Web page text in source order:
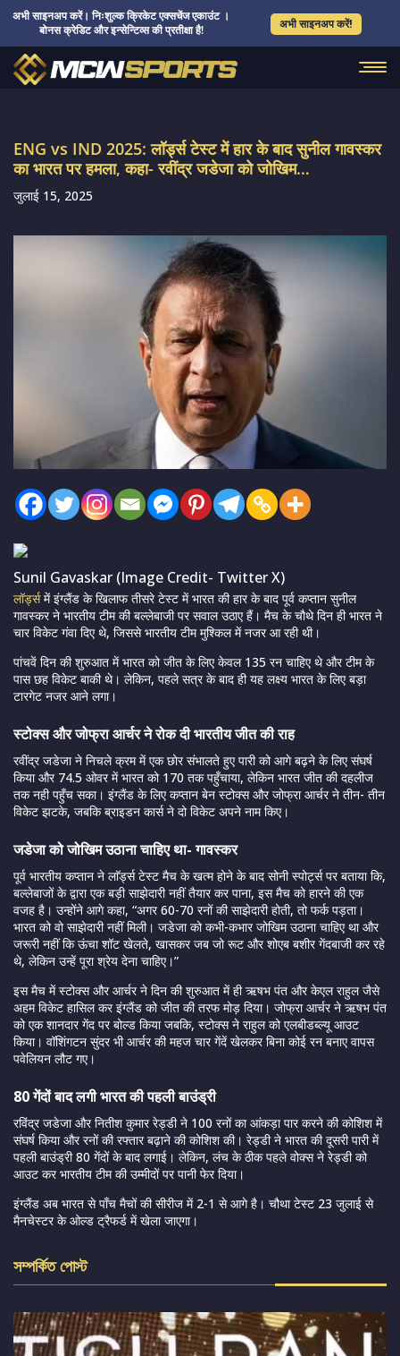
अभी साइनअप करें। निःशुल्क क्रिकेट एक्सचेंज एकाउंट ।
बोनस क्रेडिट और इन्सेन्टिव्स की प्रतीक्षा है!
अभी साइनअप करें!
ENG vs IND 2025: लॉर्ड्स टेस्ट में हार के बाद सुनील गावस्कर
का भारत पर हमला, कहा- रवींद्र जडेजा को जोखिम…
जुलाई 15, 2025
Sunil Gavaskar (Image Credit- Twitter X)
लॉर्ड्समें इंग्लैंड के खिलाफ तीसरे टेस्ट में भारत की हार के बाद पूर्व कप्तान सुनील
गावस्कर ने भारतीय टीम की बल्लेबाजी पर सवाल उठाए हैं। मैच के चौथे दिन ही भारत ने
चार विकेट गंवा दिए थे, जिससे भारतीय टीम मुश्किल में नजर आ रही थी।
पांचवें दिन की शुरुआत में भारत को जीत के लिए केवल 135 रन चाहिए थे और टीम के
पास छह विकेट बाकी थे। लेकिन, पहले सत्र के बाद ही यह लक्ष्य भारत के लिए बड़ा
टारगेट नजर आने लगा।
स्टोक्स और जोफ्रा आर्चर ने रोक दी भारतीय जीत की राह
रवींद्र जडेजा ने निचले क्रम में एक छोर संभालते हुए पारी को आगे बढ़ने के लिए संघर्ष
किया और 74.5 ओवर में भारत को 170 तक पहुँचाया, लेकिन भारत जीत की दहलीज
तक नही पहुँच सका। इंग्लैंड के लिए कप्तान बेन स्टोक्स और जोफ्रा आर्चर ने तीन- तीन
विकेट झटके, जबकि ब्राइडन कार्स ने दो विकेट अपने नाम किए।
जडेजा को जोखिम उठाना चाहिए था- गावस्कर
पूर्व भारतीय कप्तान ने लाॅर्ड्स टेस्ट मैच के खत्म होने के बाद सोनी स्पोर्ट्स पर बताया कि,
बल्लेबाजों के द्वारा एक बड़ी साझेदारी नहीं तैयार कर पाना, इस मैच को हारने की एक
वजह है। उन्होंने आगे कहा, “अगर 60-70 रनों की साझेदारी होती, तो फर्क पड़ता।
भारत को वो साझेदारी नहीं मिली। जडेजा को कभी-कभार जोखिम उठाना चाहिए था और
जरूरी नहीं कि ऊंचा शॉट खेलते, खासकर जब जो रूट और शोएब बशीर गेंदबाजी कर रहे
थे, लेकिन उन्हें पूरा श्रेय देना चाहिए।”
इस मैच में स्टोक्स और आर्चर ने दिन की शुरुआत में ही ऋषभ पंत और केएल राहुल जैसे
अहम विकेट हासिल कर इंग्लैंड को जीत की तरफ मोड़ दिया। जोफ्रा आर्चर ने ऋषभ पंत
को एक शानदार गेंद पर बोल्ड किया जबकि, स्टोक्स ने राहुल को एलबीडब्ल्यू आउट
किया। वॉशिंगटन सुंदर भी आर्चर की महज चार गेंदें खेलकर बिना कोई रन बनाए वापस
पवेलियन लौट गए।
80 गेंदों बाद लगी भारत की पहली बाउंड्री
रविंद्र जडेजा और नितीश कुमार रेड्डी ने 100 रनों का आंकड़ा पार करने की कोशिश में
संघर्ष किया और रनों की रफ्तार बढ़ाने की कोशिश की। रेड्डी ने भारत की दूसरी पारी में
पहली बाउंड्री 80 गेंदों के बाद लगाई। लेकिन, लंच के ठीक पहले वोक्स ने रेड्डी को
आउट कर भारतीय टीम की उम्मीदों पर पानी फेर दिया।
इंग्लैंड अब भारत से पाँच मैचों की सीरीज में 2-1 से आगे है। चौथा टेस्ट 23 जुलाई से
मैनचेस्टर के ओल्ड ट्रैफर्ड में खेला जाएगा।
সম্পর্কিত পোস্ট